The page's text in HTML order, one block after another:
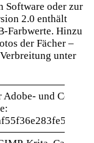
Software oder zur
2.0 enthält
Farbwerte. Hinzu
der Fächer –
unter
und Corel-